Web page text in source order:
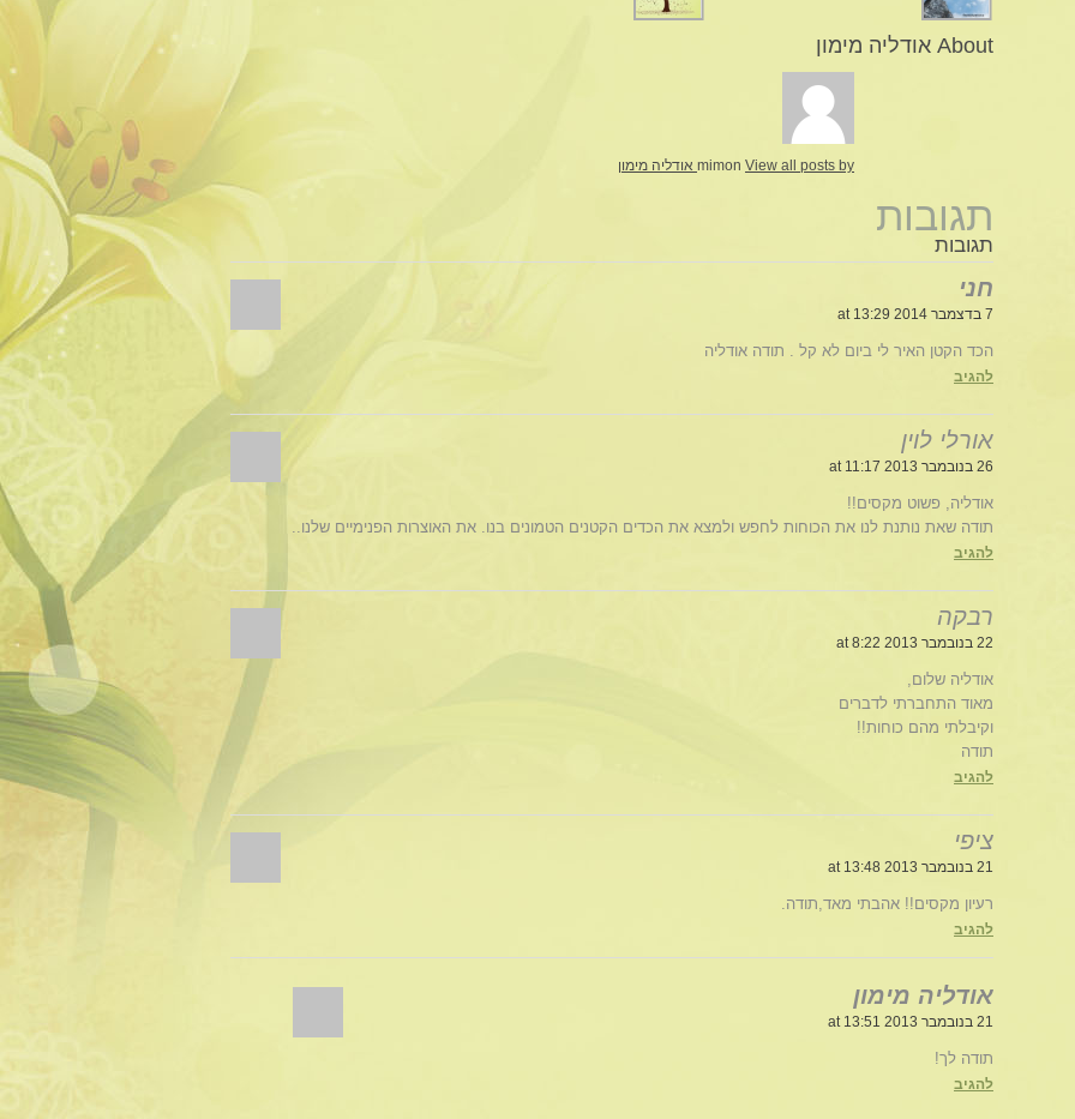
About אודליה מימון
mimon View all posts by אודליה מימון
תגובות
תגובות
חני
7 בדצמבר 2014 at 13:29
הכד הקטן האיר לי ביום לא קל . תודה אודליה
להגיב
אורלי לוין
26 בנובמבר 2013 at 11:17
אודליה, פשוט מקסים!!
תודה שאת נותנת לנו את הכוחות לחפש ולמצא את הכדים הקטנים הטמונים בנו. את האוצרות הפנימיים שלנו..
להגיב
רבקה
22 בנובמבר 2013 at 8:22
אודליה שלום,
מאוד התחברתי לדברים
וקיבלתי מהם כוחות!!
תודה
להגיב
ציפי
21 בנובמבר 2013 at 13:48
רעיון מקסים!! אהבתי מאד,תודה.
להגיב
אודליה מימון
21 בנובמבר 2013 at 13:51
תודה לך!
להגיב